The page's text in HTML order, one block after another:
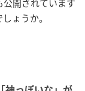
公開されています
ょうか。